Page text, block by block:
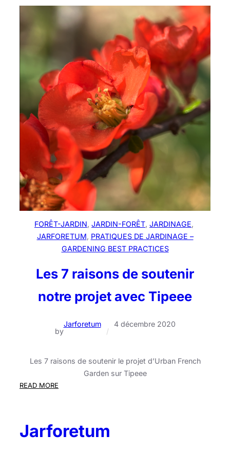
FORÊT-JARDIN, JARDIN-FORÊT, JARDINAGE
JARFORETUM, PRATIQUES DE JARDINAGE –
GARDENING BEST PRACTICES
Les 7 raisons de soutenir
notre projet avec Tipeee
by
Jarforetum
/
4 décembre 2020
Les 7 raisons de soutenir le projet d’Urban French
Garden sur Tipeee
READ MORE
de
Jarforetum